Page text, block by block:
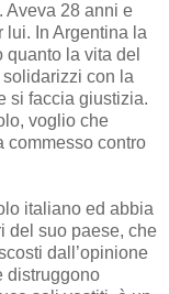
Aveva 28 anni e
lui. In Argentina la
la vita del
con la
si faccia giustizia.
voglio che
commesso contro
italiano ed abbia
del suo paese, che
dall’opinione
distruggono